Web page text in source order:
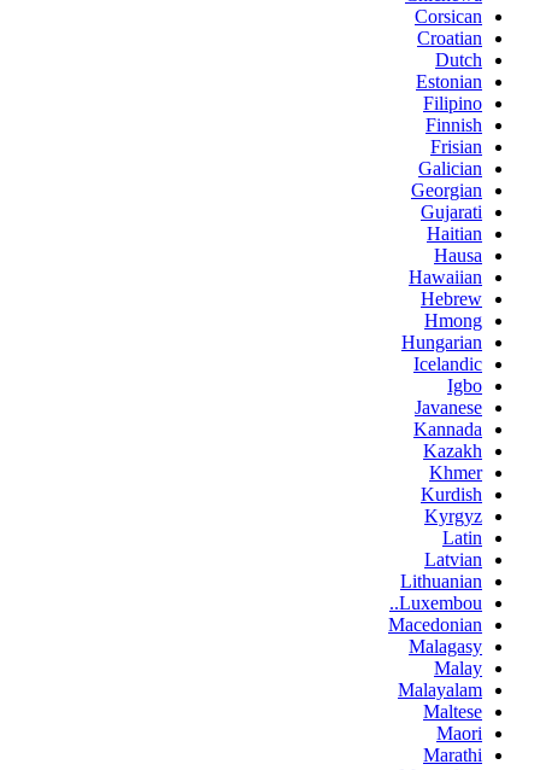
Corsican
Croatian
Dutch
Estonian
Filipino
Finnish
Frisian
Galician
Georgian
Gujarati
Haitian
Hausa
Hawaiian
Hebrew
Hmong
Hungarian
Icelandic
Igbo
Javanese
Kannada
Kazakh
Khmer
Kurdish
Kyrgyz
Latin
Latvian
Lithuanian
Luxembou..
Macedonian
Malagasy
Malay
Malayalam
Maltese
Maori
Marathi